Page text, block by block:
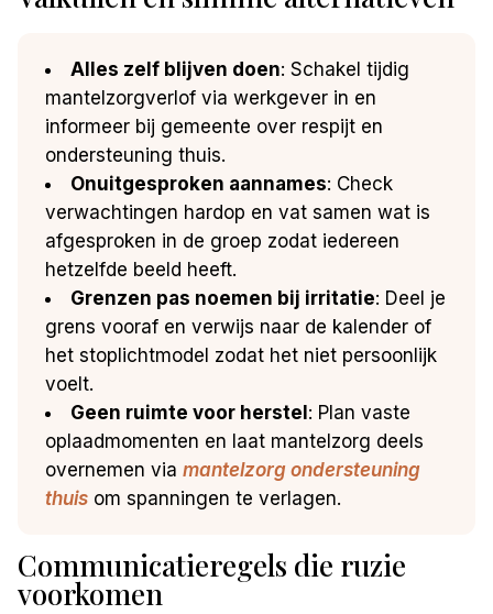
Alles zelf blijven doen: Schakel tijdig
mantelzorgverlof via werkgever in en
informeer bij gemeente over respijt en
ondersteuning thuis.
Onuitgesproken aannames: Check
verwachtingen hardop en vat samen wat is
afgesproken in de groep zodat iedereen
hetzelfde beeld heeft.
Grenzen pas noemen bij irritatie: Deel je
grens vooraf en verwijs naar de kalender of
het stoplichtmodel zodat het niet persoonlijk
voelt.
Geen ruimte voor herstel: Plan vaste
oplaadmomenten en laat mantelzorg deels
overnemen viamantelzorg ondersteuning
thuis om spanningen te verlagen.
Communicatieregels die ruzie
voorkomen